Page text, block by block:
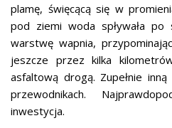
plamę, święcącą się w
pod ziemi woda spływała po
warstwę wapnia,
jeszcze przez kilka
asfaltową drogą. Zupełnie
przewodnikach.
inwestycja.